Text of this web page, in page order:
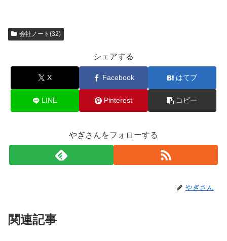
会社ノート(32)
シェアする
X Facebook はてブ
LINE Pinterest コピー
やぎさんをフォローする
やぎさん
関連記事